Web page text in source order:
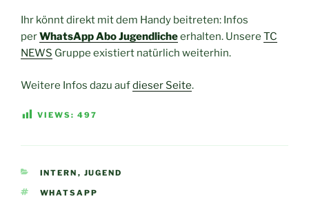
Ihr könnt direkt mit dem Handy beitreten: Infos
perWhatsApp Abo Jugendlicheerhalten. Unsere TC
NEWS Gruppe existiert natürlich weiterhin.
Weitere Infos dazu aufdieser Seite.
VIEWS: 497
KATEGORIEN
INTERN , JUGEND
SCHLAGWÖRTER
WHATSAPP